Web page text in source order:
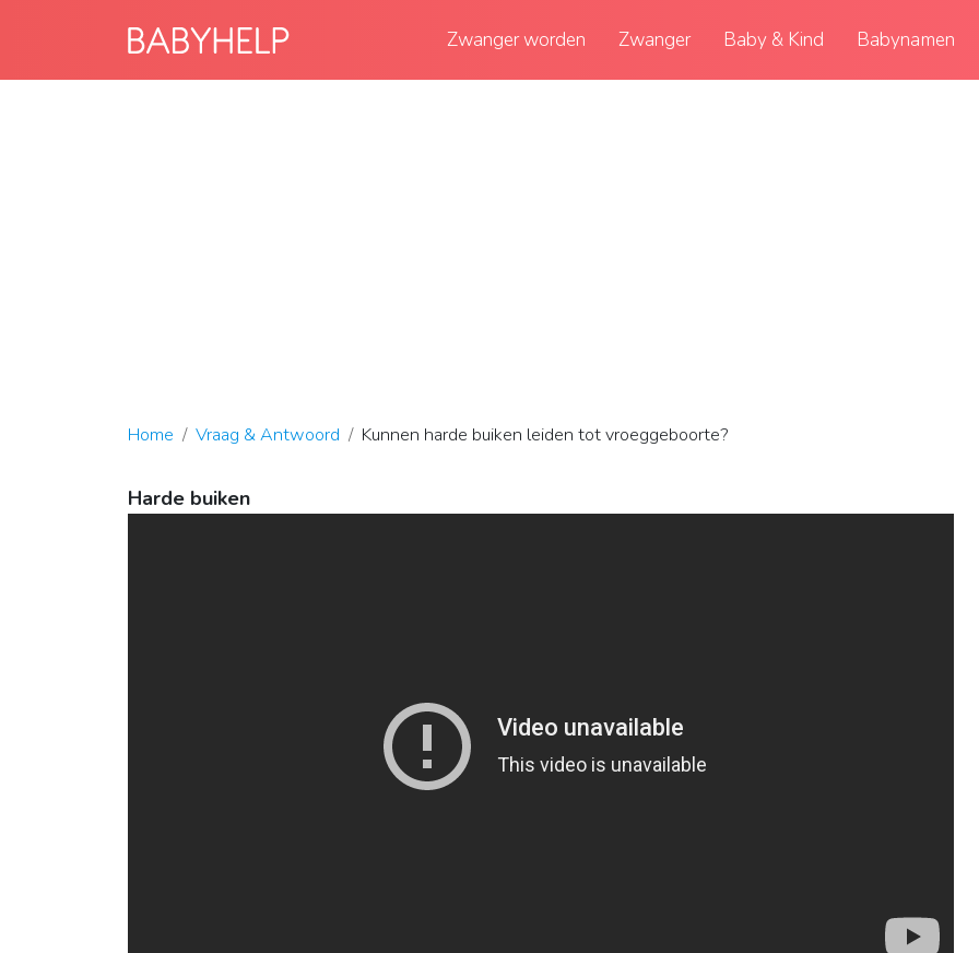
Zwanger worden Zwanger Baby & Kind Babynamen
Home Vraag & Antwoord Kunnen harde buiken leiden tot vroeggeboorte?
Harde buiken